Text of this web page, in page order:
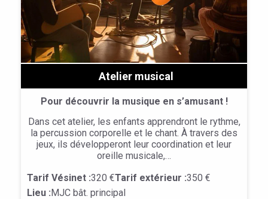
Atelier musical
Pour découvrir la musique en s’amusant !
Dans cet atelier, les enfants apprendront le rythme,
la percussion corporelle et le chant. À travers des
jeux, ils développeront leur coordination et leur
oreille musicale,…
Tarif Vésinet :320 €Tarif extérieur :350 €
Lieu :MJC bât. principal